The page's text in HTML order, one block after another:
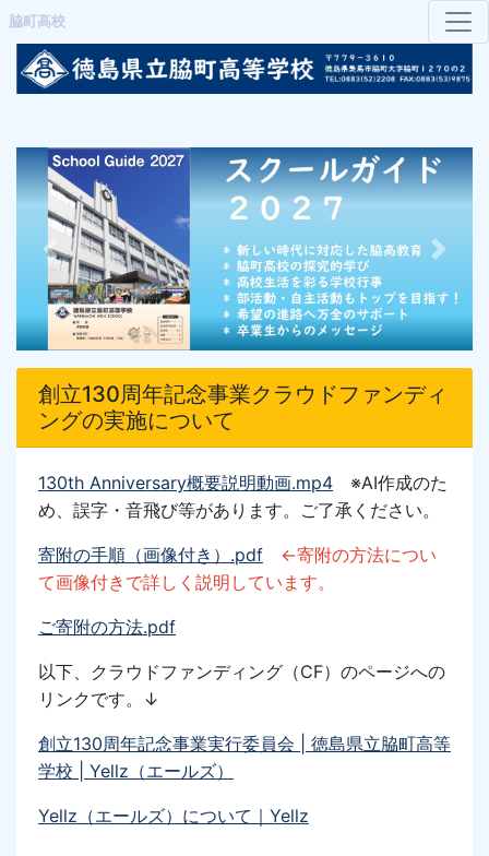
脇町高校
Previous Next
創立130周年記念事業クラウドファンディ
ングの実施について
130th Anniversary概要説明動画.mp4 ※AI作成のた
め、誤字・音飛び等があります。ご了承ください。
寄附の手順（画像付き）.pdf
←寄附の方法につい
て画像付きで詳しく説明しています。
ご寄附の方法.pdf
以下、クラウドファンディング （CF） のページへの
リンク です。↓
創立130周年記念事業実行委員会 | 徳島県立脇町高等
学校 | Yellz（エールズ）
Yellz（エールズ）について｜Yellz